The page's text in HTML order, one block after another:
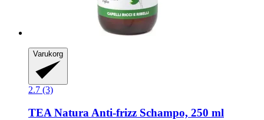
Varukorg
2.7 (3)
TEA Natura Anti-​frizz Schampo, 250 ml